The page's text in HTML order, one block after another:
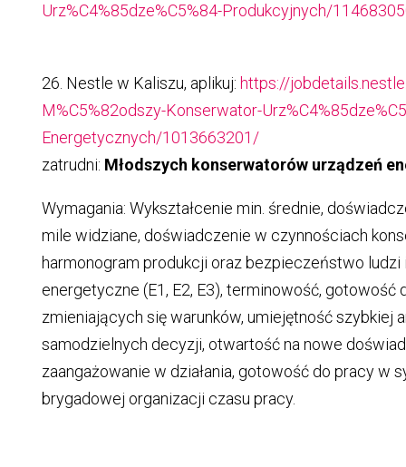
Urz%C4%85dze%C5%84-Produkcyjnych/
26. Nestle w Kaliszu, aplikuj: https://
M%C5%82odszy-Konserwator-
Energetycznych/1013663201/
zatrudni: Młodszych konserwatorów urządzeń
Wymagania: Wykształcenie min. średnie,
mile widziane, doświadczenie w czynnościach
harmonogram produkcji oraz bezpieczeństwo ludzi
energetyczne (E1, E2, E3), terminowość, gotowość
zmieniających się warunków, umiejętność szybkiej
samodzielnych decyzji, otwartość na nowe
zaangażowanie w działania, gotowość do pracy w
brygadowej organizacji czasu pracy.